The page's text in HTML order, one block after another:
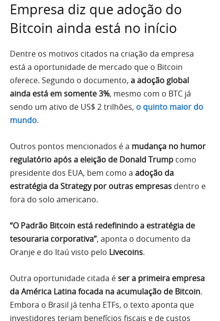
Empresa diz que adoção do
Bitcoin ainda está no início
Dentre os motivos citados na criação da empresa
está a oportunidade de mercado que o Bitcoin
oferece. Segundo o documento, a adoção global
ainda está em somente 3%, mesmo com o BTC já
sendo um ativo de US$ 2 trilhões, o quinto maior do
mundo.
Outros pontos mencionados é a mudança no humor
regulatório após a eleição de Donald Trump como
presidente dos EUA, bem como a adoção da
estratégia da Strategy por outras empresas dentro e
fora do solo americano.
“O Padrão Bitcoin está redefinindo a estratégia de
tesouraria corporativa”, aponta o documento da
Oranje e do Itaú visto pelo Livecoins.
Outra oportunidade citada éser a primeira empresa
da América Latina focada na acumulação de Bitcoin.
Embora o Brasil já tenha ETFs, o texto aponta que
investidores teriam benefícios fiscais e de custos